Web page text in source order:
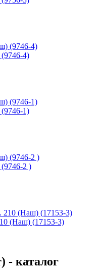
4)
1)
2 )
(Наш) (17153-3)
- каталог